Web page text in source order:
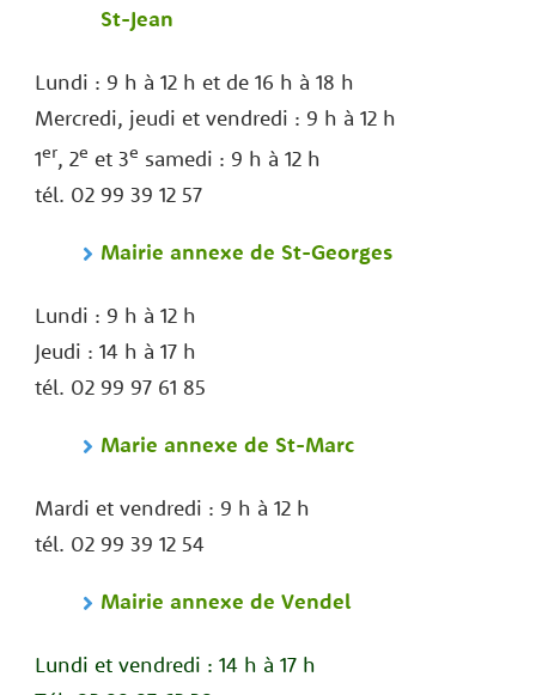
St-Jean
Lundi : 9 h à 12 h et de 16 h à 18 h
Mercredi, jeudi et vendredi : 9 h à 12 h
1er, 2e et 3e samedi : 9 h à 12 h
tél. 02 99 39 12 57
Mairie annexe de St-Georges
Lundi : 9 h à 12 h
Jeudi : 14 h à 17 h
tél. 02 99 97 61 85
Marie annexe de St-Marc
Mardi et vendredi : 9 h à 12 h
tél. 02 99 39 12 54
Mairie annexe de Vendel
Lundi et vendredi : 14 h à 17 h